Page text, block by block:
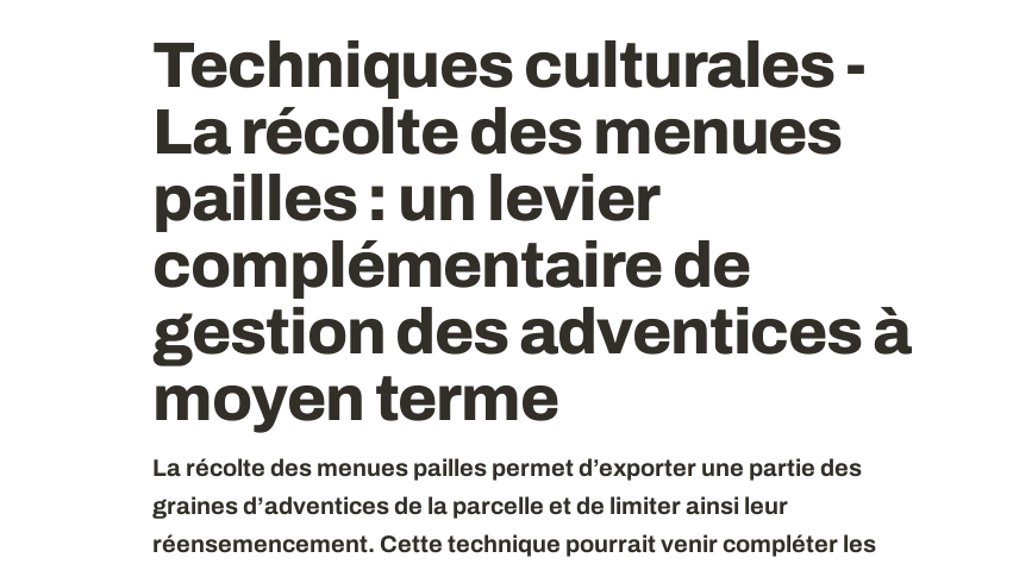
Techniques culturales -
La récolte des menues
pailles : un levier
complémentaire de
gestion des adventices à
moyen terme
La récolte des menues pailles permet d’exporter une partie des
graines d’adventices de la parcelle et de limiter ainsi leur
réensemencement. Cette technique pourrait venir compléter les